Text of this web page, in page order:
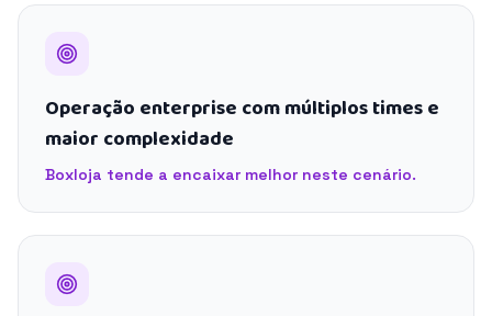
Operação enterprise com múltiplos times e
maior complexidade
Boxloja tende a encaixar melhor neste cenário.